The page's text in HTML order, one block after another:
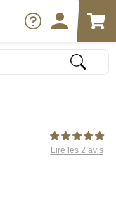
Lire les 2 avis